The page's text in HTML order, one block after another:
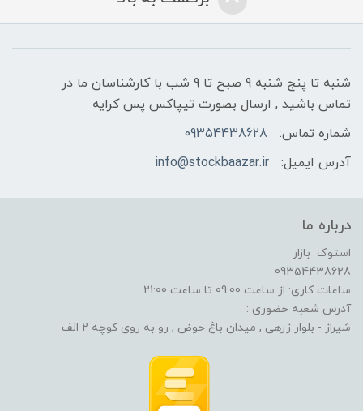
شنبه تا پنج شنبه 9 صبح تا 9 شب با کارشناسان ما در
تماس باشید , ارسال بصورت تیپاکس پس کرایه
شماره تماس:
09354438628
آدرس ایمیل:
info@stockbaazar.ir
درباره ما
استوک بازار
09354438628
ساعات کاری: از ساعت 09:00 تا ساعت 21:00
آدرس شعبه حضوری :
شیراز - بلوار زرهی , میدان باغ حوض , رو به روی کوچه 2 الف